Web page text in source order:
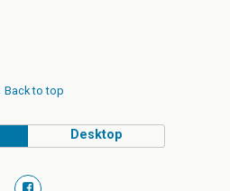
Back to top
Desktop